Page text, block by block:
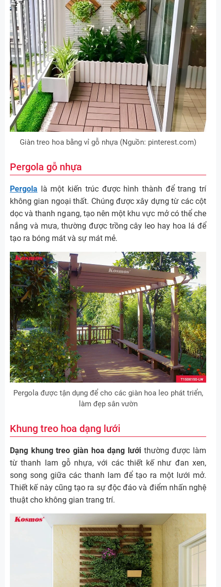
Giàn treo hoa bằng vỉ gỗ nhựa (Nguồn: pinterest.com)
Pergola gỗ nhựa
Pergola là một kiến trúc được hình thành để trang trí
không gian ngoại thất. Chúng được xây dựng từ các cột
dọc và thanh ngang, tạo nên một khu vực mở có thể che
nắng và mưa, thường được trồng cây leo hay hoa lá để
tạo ra bóng mát và sự mát mẻ.
Pergola được tận dụng để cho các giàn hoa leo phát triển,
làm đẹp sân vườn
Khung treo hoa dạng lưới
Dạng khung treo giàn hoa dạng lưới thường được làm
từ thanh lam gỗ nhựa, với các thiết kế như đan xen,
song song giữa các thanh lam để tạo ra một lưới mở.
Thiết kế này cũng tạo ra sự độc đáo và điểm nhấn nghệ
thuật cho không gian trang trí.